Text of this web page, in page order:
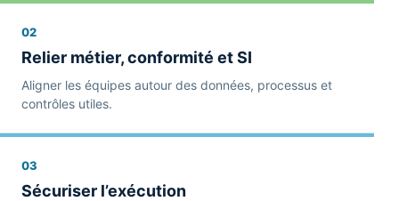
02
Relier métier, conformité et SI
Aligner les équipes autour des données, processus et
contrôles utiles.
03
Sécuriser l’exécution